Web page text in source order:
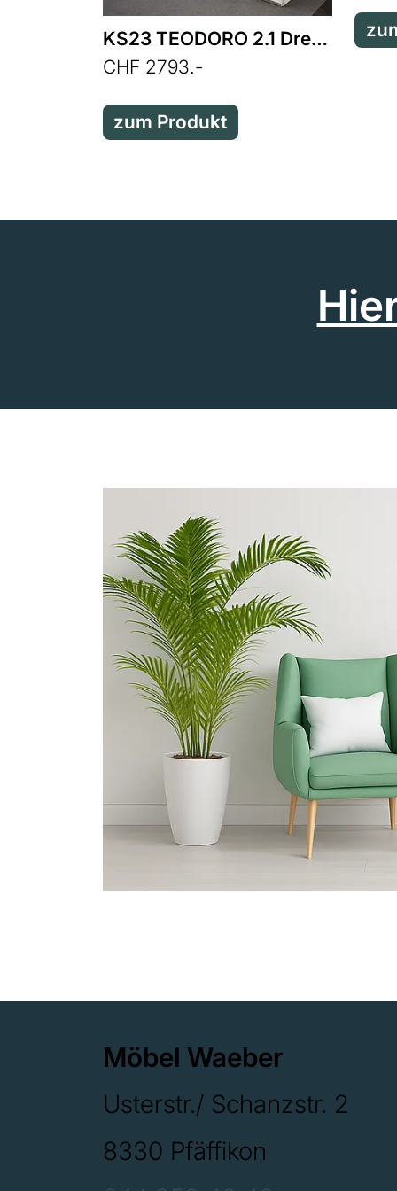
KS23 TEODORO 2.1 Drehtürenschrank
CHF 2793.-
zum Produkt
Möbel Waeber
Usterstr./ Schanzstr. 2
8330 Pfäffikon